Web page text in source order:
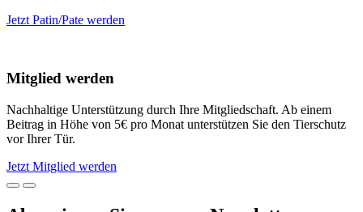
Jetzt Patin/Pate werden
Mitglied werden
Nachhaltige Unterstützung durch Ihre Mitgliedschaft. Ab einem
Beitrag in Höhe von 5€ pro Monat unterstützen Sie den Tierschutz
vor Ihrer Tür.
Jetzt Mitglied werden